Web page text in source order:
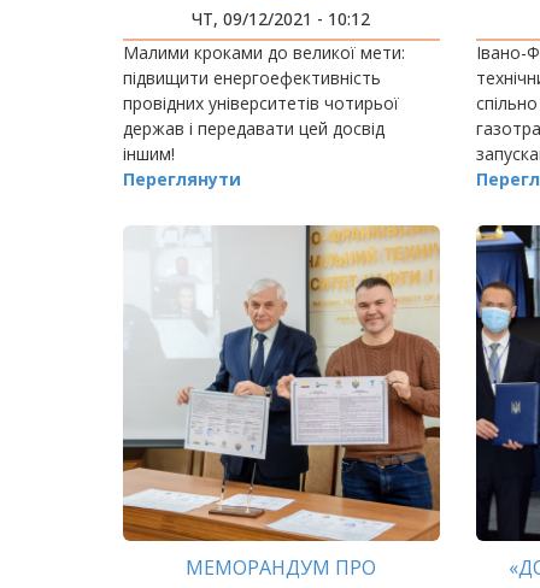
ЧТ, 09/12/2021 - 10:12
Малими кроками до великої мети:
підвищити енергоефективність
провідних університетів чотирьої
держав і передавати цей досвід
іншим!
Переглянути
Івано-
для
МЕМОРАНДУМ ПРО